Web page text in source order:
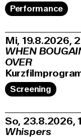
Performance
Mi, 19.8.2026
WHEN
OVER
Screening
So, 23.8.2026
Whispers